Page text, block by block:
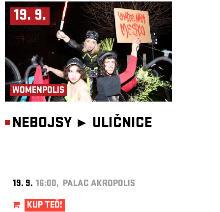
19. 9.
WOMENPOLIS
NEBOJSY ► ULIČNICE
19. 9. 16:00, PALÁC AKROPOLIS
KUP TEĎ!